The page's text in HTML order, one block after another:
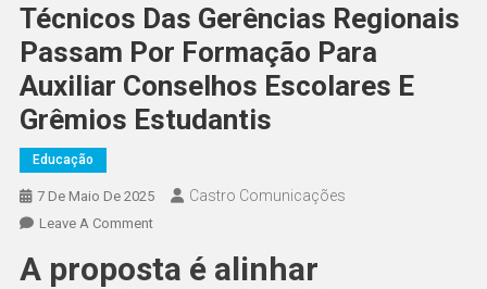
Técnicos Das Gerências Regionais
Passam Por Formação Para
Auxiliar Conselhos Escolares E
Grêmios Estudantis
Educação
7 De Maio De 2025 Castro Comunicações
Leave A Comment
A proposta é alinhar